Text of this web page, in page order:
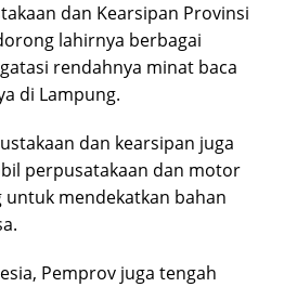
dan Kearsipan Provinsi
lahirnya berbagai
rendahnya minat baca
di Lampung.
dan kearsipan juga
perpusatakaan dan motor
mendekatkan bahan
Pemprov juga tengah